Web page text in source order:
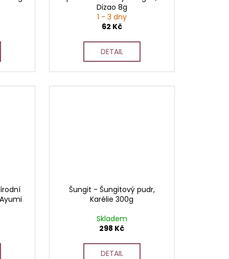
Dizao 8g
1 - 3 dny
62 Kč
DETAIL
Šungit - Šungitový pudr,
Karélie 300g
Skladem
298 Kč
DETAIL